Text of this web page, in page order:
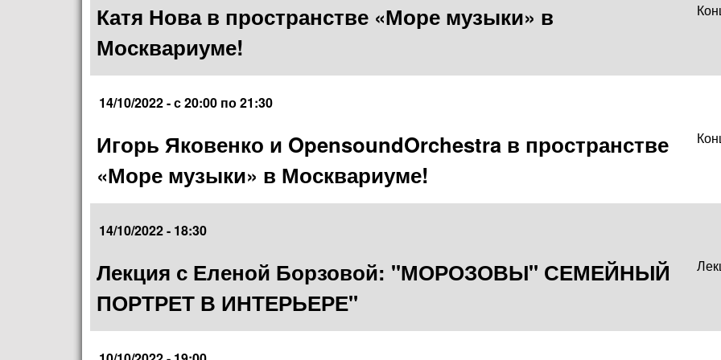
Катя Нова в пространстве «Море музыки» в
Москвариуме!
14/10/2022 -с20:00 по21:30
Игорь Яковенко и OpensoundOrchestra в пространстве
«Море музыки» в Москвариуме!
14/10/2022 - 18:30
Лекция с Еленой Борзовой: "МОРОЗОВЫ" СЕМЕЙНЫЙ
ПОРТРЕТ В ИНТЕРЬЕРЕ"